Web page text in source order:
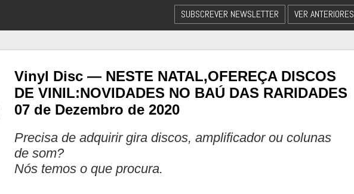
SUBSCREVER NEWSLETTER VER ANTERIORES
Vinyl Disc — NESTE NATAL,OFEREÇA DISCOS
DE VINIL:NOVIDADES NO BAÚ DAS RARIDADES
07 de Dezembro de 2020
Precisa de adquirir gira discos, amplificador ou colunas
de som?
Nós temos o que procura.